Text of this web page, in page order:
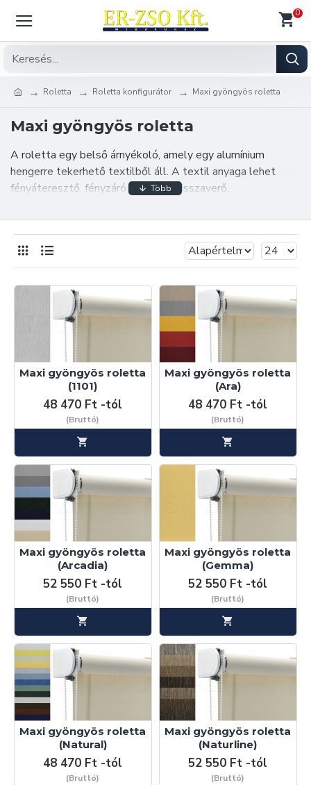
0
Roletta Roletta konfigurátor Maxi gyöngyös roletta
Maxi gyöngyös roletta
A roletta egy belső árnyékoló, amely egy alumínium
hengerre tekerhető textilből áll. A textil anyaga lehet
fényáteresztő, fényzáró vagy fényvisszaverő.
Válogasson széles anyag választékunkból és rendeljen
meg rolettáját egyedi méretre.
Amennyiben további információra van szüksége, kérjük
keressen elérhetőségünk egyikén melyet a "Kapcsolat"
menüpont alatt talál.
Maxi gyöngyös roletta
(1101)
48 470 Ft -tól
(Bruttó)
Maxi gyöngyös roletta
(Ara)
48 470 Ft -tól
(Bruttó)
Maxi gyöngyös roletta
(Arcadia)
52 550 Ft -tól
(Bruttó)
Maxi gyöngyös roletta
(Gemma)
52 550 Ft -tól
(Bruttó)
Maxi gyöngyös roletta
(Natural)
48 470 Ft -tól
(Bruttó)
Maxi gyöngyös roletta
(Naturline)
52 550 Ft -tól
(Bruttó)